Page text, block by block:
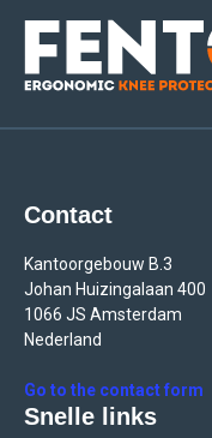
Contact
Kantoorgebouw B.3
Johan Huizingalaan 400
1066 JS Amsterdam
Nederland
Go to the contact form
Snelle links